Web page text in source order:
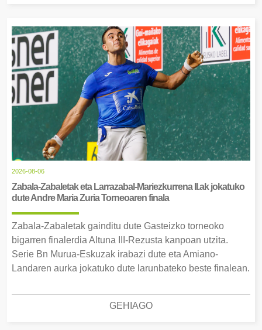
2026-08-06
Zabala-Zabaletak eta Larrazabal-Mariezkurrena II.ak jokatuko
dute Andre Maria Zuria Torneoaren finala
Zabala-Zabaletak gainditu dute Gasteizko torneoko
bigarren finalerdia Altuna III-Rezusta kanpoan utzita.
Serie Bn Murua-Eskuzak irabazi dute eta Amiano-
Landaren aurka jokatuko dute larunbateko beste finalean.
GEHIAGO